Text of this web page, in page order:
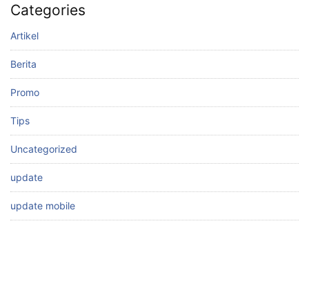
Categories
Artikel
Berita
Promo
Tips
Uncategorized
update
update mobile